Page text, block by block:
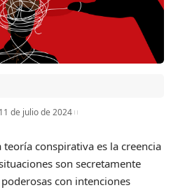
de julio de 2024
conspirativa es la creencia
son secretamente
con intenciones